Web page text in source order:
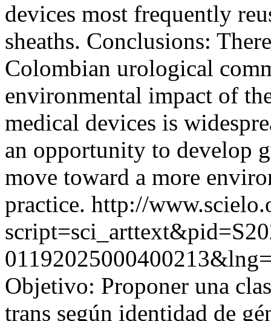
devices most frequently
sheaths. Conclusions:
Colombian urological
environmental impact of
medical devices is
an opportunity to develop
move toward a more
practice. http://
Objetivo: Proponer una
trans según identidad de